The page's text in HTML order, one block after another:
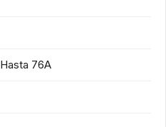
Hasta 76A